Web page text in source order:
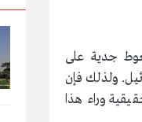
جدية على
ولذلك فإن
وراء هذا